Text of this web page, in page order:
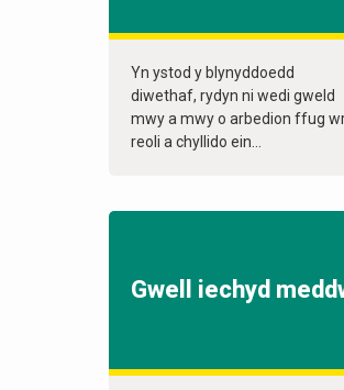
Yn ystod y blynyddoedd
diwethaf, rydyn ni wedi gweld
mwy a mwy o arbedion ffug
reoli a chyllido ein...
Gwell iechyd